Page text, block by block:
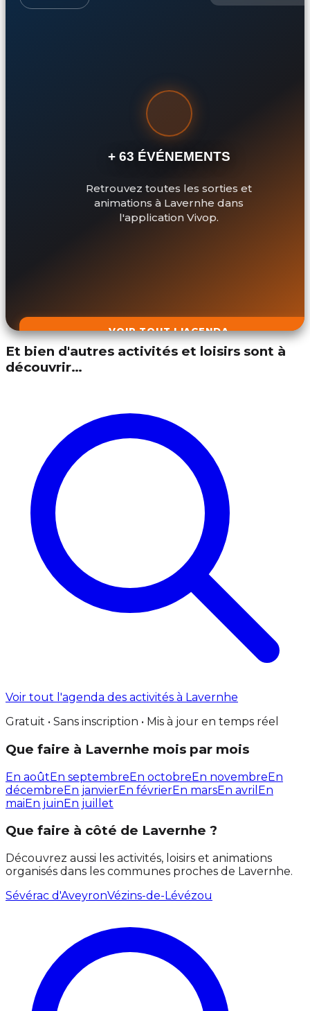
+ 63 ÉVÉNEMENTS
Retrouvez toutes les sorties et
animations à Lavernhe dans
l'application Vivop.
VOIR TOUT L'AGENDA
Et bien d'autres activités et loisirs sont à
découvrir…
Voir tout l'agenda des activités à Lavernhe
Gratuit • Sans inscription • Mis à jour en temps réel
Que faire à Lavernhe mois par mois
En aoûtEn septembreEn octobreEn novembreEn
décembreEn janvierEn févrierEn marsEn avril En
maiEn juinEn juillet
Que faire à côté de Lavernhe ?
Découvrez aussi les activités, loisirs et animations
organisés dans les communes proches de Lavernhe.
Sévérac d'AveyronVézins-de-Lévézou